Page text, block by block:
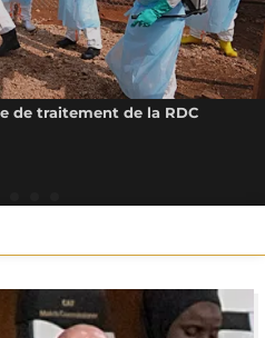
de traitement de la RDC